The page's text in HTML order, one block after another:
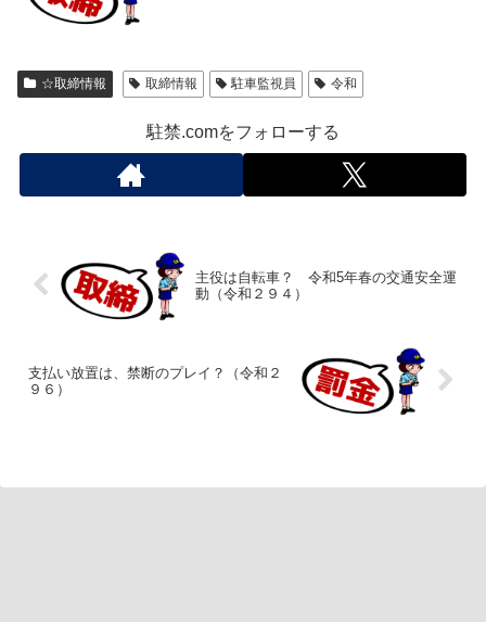
☆取締情報 取締情報 駐車監視員 令和
駐禁.comをフォローする
主役は自転車？ 令和5年春の交通安全運
動（令和２９４）
支払い放置は、禁断のプレイ？（令和２
９６）